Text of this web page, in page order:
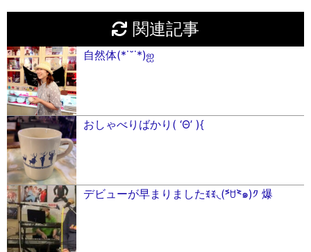
関連記事
自然体(*˙˘˙*)ஐ
おしゃべりばかり( ‘Θ’ ){
デビューが早まりましたꉂꉂ◟(˃᷄ꇴ˂᷅๑)༡ 爆